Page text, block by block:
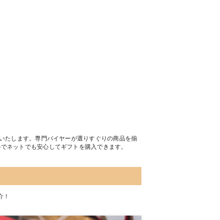
たします。専門バイヤーが選りすぐりの商品を揃
ネットでも安心してギフトを購入できます。